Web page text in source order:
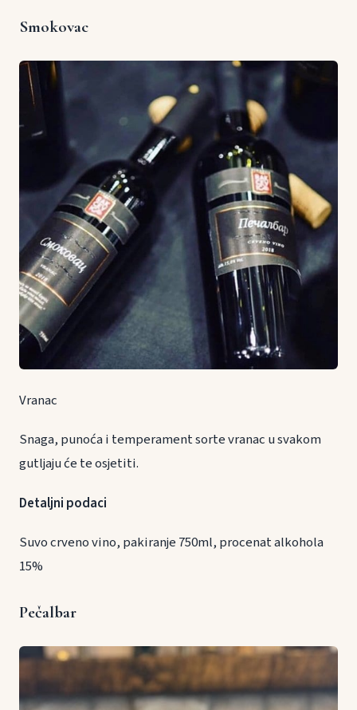
Smokovac
Vranac
Snaga, punoća i temperament sorte vranac u svakom
gutljaju će te osjetiti.
Detaljni podaci
Suvo crveno vino, pakiranje 750ml, procenat alkohola
15%
Pečalbar